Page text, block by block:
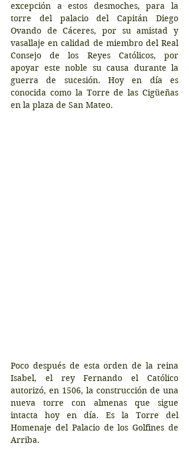
excepción a estos desmoches, para la
torre del palacio del Capitán Diego
Ovando de Cáceres, por su amistad y
vasallaje en calidad de miembro del Real
Consejo de los Reyes Católicos, por
apoyar este noble su causa durante la
guerra de sucesión. Hoy en día es
conocida como la Torre de las Cigüeñas
en la plaza de San Mateo.
Poco después de esta orden de la reina
Isabel, el rey Fernando el Católico
autorizó, en 1506, la construcción de una
nueva torre con almenas que sigue
intacta hoy en día. Es la Torre del
Homenaje del Palacio de los Golfines de
Arriba.